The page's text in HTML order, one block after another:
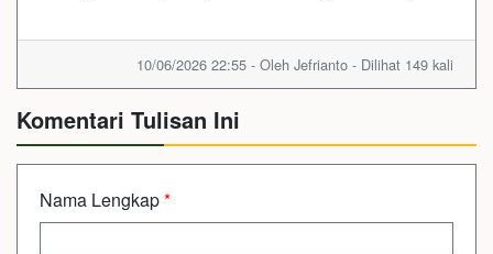
10/06/2026 22:55 - Oleh Jefrianto - Dilihat 149 kali
Komentari Tulisan Ini
Nama Lengkap*